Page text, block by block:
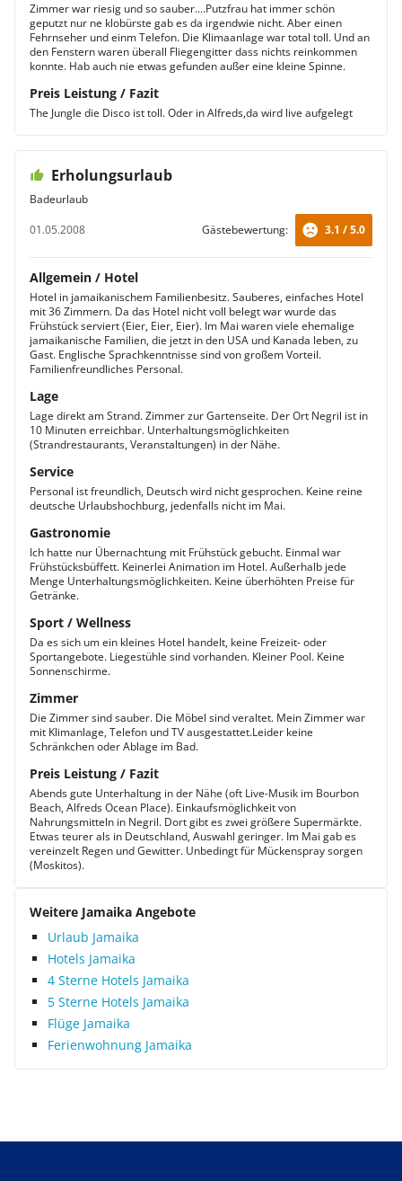
Zimmer war riesig und so sauber....Putzfrau hat immer schön
geputzt nur ne klobürste gab es da irgendwie nicht. Aber einen
Fehrnseher und einm Telefon. Die Klimaanlage war total toll. Und an
den Fenstern waren überall Fliegengitter dass nichts reinkommen
konnte. Hab auch nie etwas gefunden außer eine kleine Spinne.
Preis Leistung / Fazit
The Jungle die Disco ist toll. Oder in Alfreds,da wird live aufgelegt
Erholungsurlaub
Badeurlaub
01.05.2008
Gästebewertung: 3.1 / 5.0
Allgemein / Hotel
Hotel in jamaikanischem Familienbesitz. Sauberes, einfaches Hotel
mit 36 Zimmern. Da das Hotel nicht voll belegt war wurde das
Frühstück serviert (Eier, Eier, Eier). Im Mai waren viele ehemalige
jamaikanische Familien, die jetzt in den USA und Kanada leben, zu
Gast. Englische Sprachkenntnisse sind von großem Vorteil.
Familienfreundliches Personal.
Lage
Lage direkt am Strand. Zimmer zur Gartenseite. Der Ort Negril ist in
10 Minuten erreichbar. Unterhaltungsmöglichkeiten
(Strandrestaurants, Veranstaltungen) in der Nähe.
Service
Personal ist freundlich, Deutsch wird nicht gesprochen. Keine reine
deutsche Urlaubshochburg, jedenfalls nicht im Mai.
Gastronomie
Ich hatte nur Übernachtung mit Frühstück gebucht. Einmal war
Frühstücksbüffett. Keinerlei Animation im Hotel. Außerhalb jede
Menge Unterhaltungsmöglichkeiten. Keine überhöhten Preise für
Getränke.
Sport / Wellness
Da es sich um ein kleines Hotel handelt, keine Freizeit- oder
Sportangebote. Liegestühle sind vorhanden. Kleiner Pool. Keine
Sonnenschirme.
Zimmer
Die Zimmer sind sauber. Die Möbel sind veraltet. Mein Zimmer war
mit Klimanlage, Telefon und TV ausgestattet.Leider keine
Schränkchen oder Ablage im Bad.
Preis Leistung / Fazit
Abends gute Unterhaltung in der Nähe (oft Live-Musik im Bourbon
Beach, Alfreds Ocean Place). Einkaufsmöglichkeit von
Nahrungsmitteln in Negril. Dort gibt es zwei größere Supermärkte.
Etwas teurer als in Deutschland, Auswahl geringer. Im Mai gab es
vereinzelt Regen und Gewitter. Unbedingt für Mückenspray sorgen
(Moskitos).
Weitere Jamaika Angebote
Urlaub Jamaika
Hotels Jamaika
4 Sterne Hotels Jamaika
5 Sterne Hotels Jamaika
Flüge Jamaika
Ferienwohnung Jamaika